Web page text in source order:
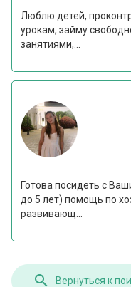
Люблю детей,
урокам, займу
занятиями,...
Готова посидеть с
до 5 лет) помощь по
развивающ...
Вернуться к